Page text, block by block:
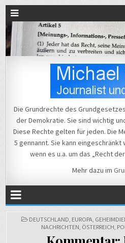
Michael Voß
Die Grundrechte des
der Demokratie. Sie sind wichtig
Diese Rechte gelten für jeden. Die
5 gennannt. Sie kann
wenn es u.a. um das „Recht
Mehr dazu im
POSTED
DEUTSCHLAND, EUROPA,
NACHRICHTEN, ÖSTERREICH,